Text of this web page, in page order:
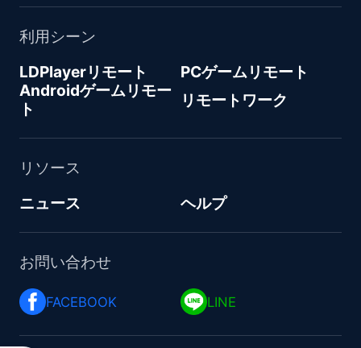
利用シーン
LDPlayerリモート
PCゲームリモート
Androidゲームリモー
ト
リモートワーク
リソース
ニュース
ヘルプ
お問い合わせ
FACEBOOK LINE